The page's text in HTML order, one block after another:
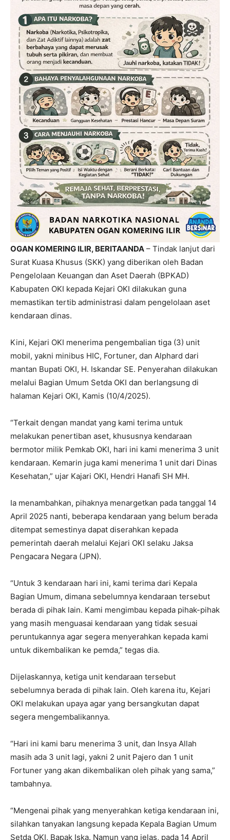
OGAN KOMERING ILIR, BERITAANDA – Tindak lanjut dari
Surat Kuasa Khusus (SKK) yang diberikan oleh Badan
Pengelolaan Keuangan dan Aset Daerah (BPKAD)
Kabupaten OKI kepada Kejari OKI dilakukan guna
memastikan tertib administrasi dalam pengelolaan aset
kendaraan dinas.
Kini, Kejari OKI menerima pengembalian tiga (3) unit
mobil, yakni minibus HIC, Fortuner, dan Alphard dari
mantan Bupati OKI, H. Iskandar SE. Penyerahan dilakukan
melalui Bagian Umum Setda OKI dan berlangsung di
halaman Kejari OKI, Kamis (10/4/2025).
“Terkait dengan mandat yang kami terima untuk
melakukan penertiban aset, khususnya kendaraan
bermotor milik Pemkab OKI, hari ini kami menerima 3 unit
kendaraan. Kemarin juga kami menerima 1 unit dari Dinas
Kesehatan,” ujar Kajari OKI, Hendri Hanafi SH MH.
Ia menambahkan, pihaknya menargetkan pada tanggal 14
April 2025 nanti, beberapa kendaraan yang belum berada
ditempat semestinya dapat diserahkan kepada
pemerintah daerah melalui Kejari OKI selaku Jaksa
Pengacara Negara (JPN).
“Untuk 3 kendaraan hari ini, kami terima dari Kepala
Bagian Umum, dimana sebelumnya kendaraan tersebut
berada di pihak lain. Kami mengimbau kepada pihak-pihak
yang masih menguasai kendaraan yang tidak sesuai
peruntukannya agar segera menyerahkan kepada kami
untuk dikembalikan ke pemda,” tegas dia.
Dijelaskannya, ketiga unit kendaraan tersebut
sebelumnya berada di pihak lain. Oleh karena itu, Kejari
OKI melakukan upaya agar yang bersangkutan dapat
segera mengembalikannya.
“Hari ini kami baru menerima 3 unit, dan Insya Allah
masih ada 3 unit lagi, yakni 2 unit Pajero dan 1 unit
Fortuner yang akan dikembalikan oleh pihak yang sama,”
tambahnya.
“Mengenai pihak yang menyerahkan ketiga kendaraan ini,
silahkan tanyakan langsung kepada Kepala Bagian Umum
Setda OKI, Bapak Iska. Namun yang jelas, pada 14 April